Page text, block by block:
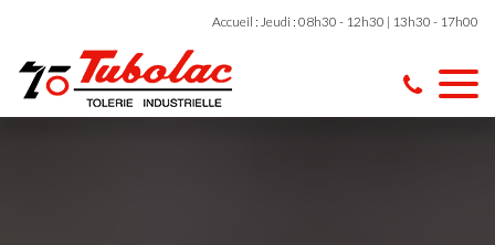
Accueil : Jeudi : 08h30 - 12h30 | 13h30 - 17h00